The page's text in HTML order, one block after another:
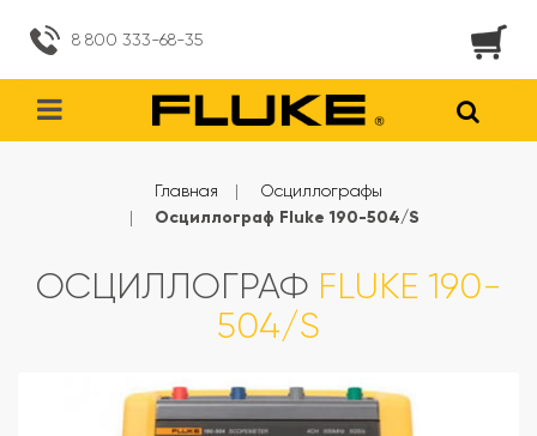
8 800 333-68-35
Главная Осциллографы
Осциллограф Fluke 190-504/S
ОСЦИЛЛОГРАФ FLUKE 190-
504/S